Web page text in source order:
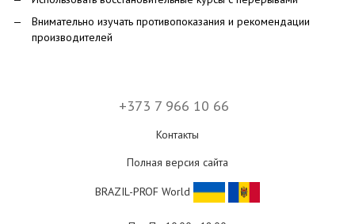
Внимательно изучать противопоказания и рекомендации
производителей
+373 7 966 10 66
Контакты
Полная версия сайта
BRAZIL-PROF World